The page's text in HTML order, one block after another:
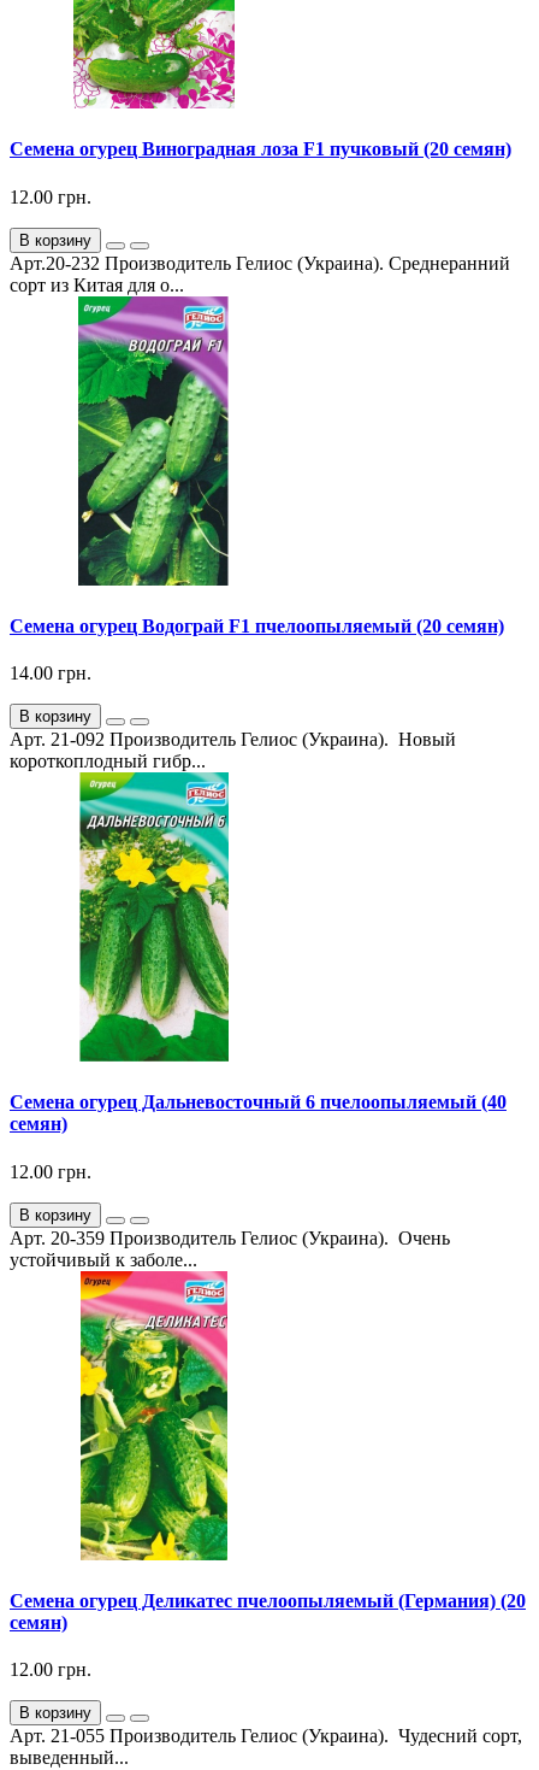
Семена огурец Виноградная лоза F1 пучковый (20 семян)
12.00 грн.
В корзину
Арт.20-232 Производитель Гелиос (Украина). Среднеранний
сорт из Китая для о...
Семена огурец Водограй F1 пчелоопыляемый (20 семян)
14.00 грн.
В корзину
Арт. 21-092 Производитель Гелиос (Украина). Новый
короткоплодный гибр...
Семена огурец Дальневосточный 6 пчелоопыляемый (40
семян)
12.00 грн.
В корзину
Арт. 20-359 Производитель Гелиос (Украина). Очень
устойчивый к заболе...
Семена огурец Деликатес пчелоопыляемый (Германия) (20
семян)
12.00 грн.
В корзину
Арт. 21-055 Производитель Гелиос (Украина). Чудесний сорт,
выведенный...